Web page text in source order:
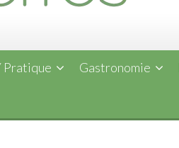
Pratique Gastronomie